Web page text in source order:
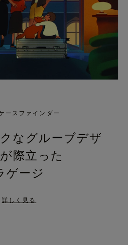
ースファインダー
なグルーブデザ
際立った
ゲージ
詳しく見る